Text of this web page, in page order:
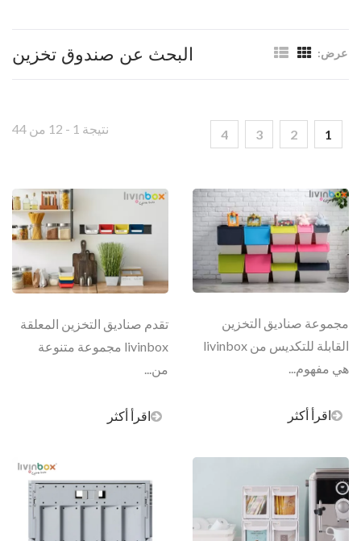
البحث عن صندوق تخزين عرض:
نتيجة 1 - 12 من 44 1
2
3
4
مجموعة صناديق التخزين
القابلة للتكديس من livinbox
هي مفهوم...
اقرأ أكثر
تقدم صناديق التخزين المعلقة
livinbox مجموعة متنوعة
من...
اقرأ أكثر